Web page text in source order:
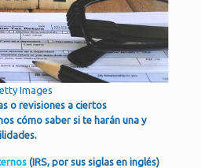
Images
o revisiones a ciertos
cómo saber si te harán una y
(IRS, por sus siglas en inglés)